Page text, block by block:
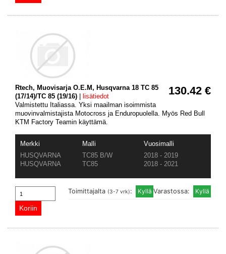
130.42 €
Rtech, Muovisarja O.E.M, Husqvarna 18 TC 85
(17/14)/TC 85 (19/16)
lisätiedot
Valmistettu Italiassa. Yksi maailman isoimmista
muovinvalmistajista Motocross ja Enduropuolella. Myös Red Bull
KTM Factory Teamin käyttämä.
Merkki Malli
Vuosimalli
HUSQVARNA
TC85 B/W
2018 - 2019
HUSQVARNA
TC85 2018 - 2021
Varastossa:
Toimittajalta (3-7 vrk):